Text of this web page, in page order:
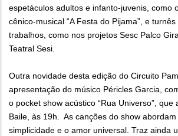
espetáculos adultos e infanto-juvenis, como
cênico-musical “A Festa do Pijama”, e
trabalhos, como nos projetos Sesc Palco
Teatral Sesi.
Outra novidade desta edição do Circuito
apresentação do músico Péricles Garcia,
o pocket show acústico “Rua Universo”, que
Baile, às 19h. As canções do show
simplicidade e o amor universal. Traz ainda